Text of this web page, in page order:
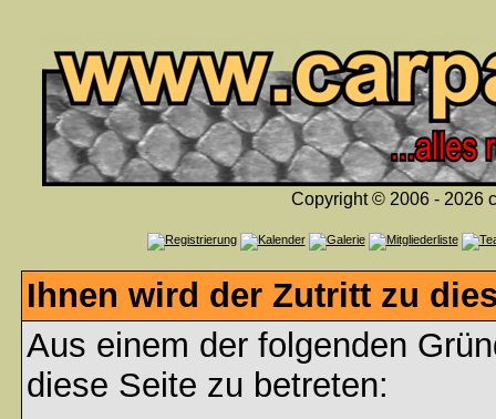
Copyright © 2006 - 2026
Ihnen wird der Zutritt zu
Aus einem der folgenden
diese Seite zu betreten: